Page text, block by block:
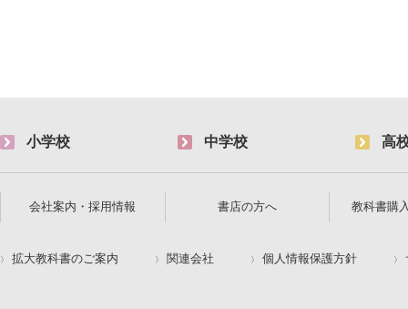
小学校 中学校 高
会社案内・採用情報 書店の方へ 教科書購
拡大教科書のご案内 関連会社 個人情報保護方針